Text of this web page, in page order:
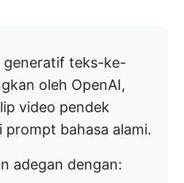
generatif teks-ke-
oleh OpenAI,
video pendek
bahasa alami.
adegan dengan: